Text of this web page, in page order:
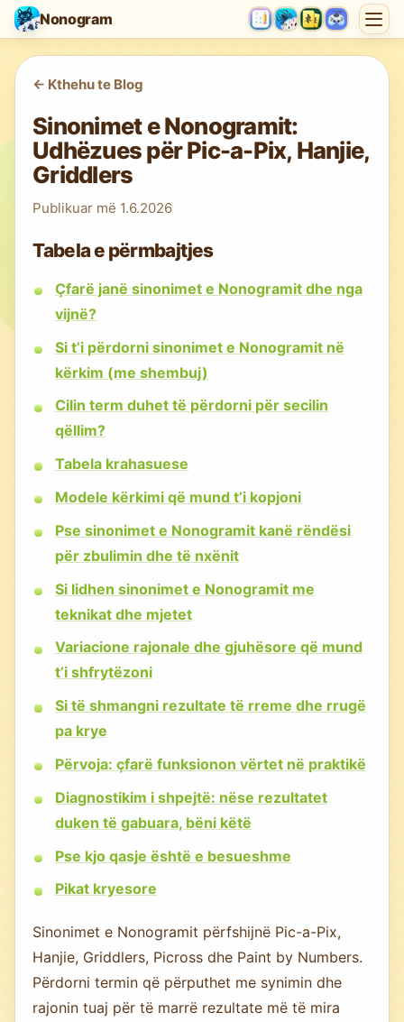
Nonogram
<- Kthehu te Blog
Sinonimet e Nonogramit:
Udhëzues për Pic-a-Pix, Hanjie,
Griddlers
Publikuar më 1.6.2026
Tabela e përmbajtjes
Çfarë janë sinonimet e Nonogramit dhe nga
vijnë?
Si t’i përdorni sinonimet e Nonogramit në
kërkim (me shembuj)
Cilin term duhet të përdorni për secilin
qëllim?
Tabela krahasuese
Modele kërkimi që mund t’i kopjoni
Pse sinonimet e Nonogramit kanë rëndësi
për zbulimin dhe të nxënit
Si lidhen sinonimet e Nonogramit me
teknikat dhe mjetet
Variacione rajonale dhe gjuhësore që mund
t’i shfrytëzoni
Si të shmangni rezultate të rreme dhe rrugë
pa krye
Përvoja: çfarë funksionon vërtet në praktikë
Diagnostikim i shpejtë: nëse rezultatet
duken të gabuara, bëni këtë
Pse kjo qasje është e besueshme
Pikat kryesore
Sinonimet e Nonogramit përfshijnë Pic-a-Pix,
Hanjie, Griddlers, Picross dhe Paint by Numbers.
Përdorni termin që përputhet me synimin dhe
rajonin tuaj për të marrë rezultate më të mira